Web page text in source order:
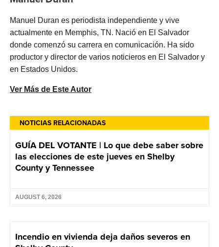
NOTICIAS RELACIONADAS
GUÍA DEL VOTANTE | Lo que debe saber sobre
las elecciones de este jueves en Shelby
County y Tennessee
AUGUST 6, 2026
Incendio en vivienda deja daños severos en
Manuel Duran es periodista independiente y vive
actualmente en Memphis, TN. Nació en El Salvador
donde comenzó su carrera en comunicación. Ha sido
productor y director de varios noticieros en El Salvador y
en Estados Unidos.
Ver Más de Este Autor